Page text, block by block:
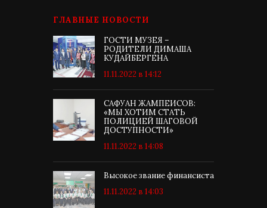
ГЛАВНЫЕ НОВОСТИ
ГОСТИ МУЗЕЯ –
РОДИТЕЛИ ДИМАША
КУДАЙБЕРГЕНА
11.11.2022 в 14:12
САФУАН ЖАМПЕИСОВ:
«МЫ ХОТИМ СТАТЬ
ПОЛИЦИЕЙ ШАГОВОЙ
ДОСТУПНОСТИ»
11.11.2022 в 14:08
Высокое звание финансиста
11.11.2022 в 14:03